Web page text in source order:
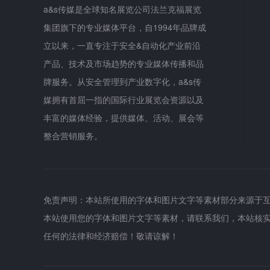
a&s传媒是全球知名展览公司法兰克福展览
集团旗下的专业媒体平台，自1994年品牌成
立以来，一直专注于安全&自动化产业前沿
产品、技术及市场趋势的专业媒体传播和品
牌服务。从安全管理到产业数字化，a&s传
媒拥有首屈一指的国际行业展览会资源以及
丰富的媒体经验，提供媒体、活动、展会等
整合营销服务。
免责声明：本站所使用的字体和图片文字等素材部分来源
本站使用您的字体和图片文字等素材，请联系我们，本站
任何的法律和经济赔偿！敬请谅解！